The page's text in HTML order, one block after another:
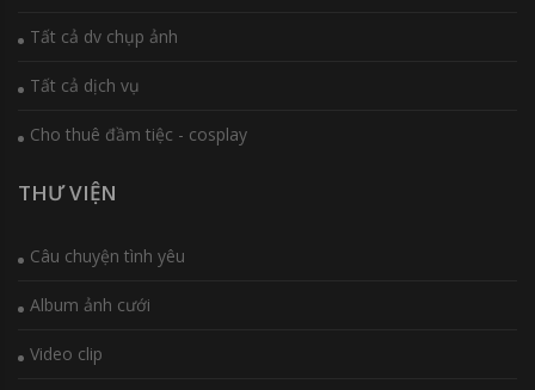
Tất cả dv chụp ảnh
Tất cả dịch vụ
Cho thuê đầm tiệc - cosplay
THƯ VIỆN
Câu chuyện tình yêu
Album ảnh cưới
Video clip